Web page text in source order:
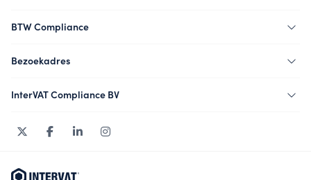
BTW Compliance
Bezoekadres
InterVAT Compliance BV